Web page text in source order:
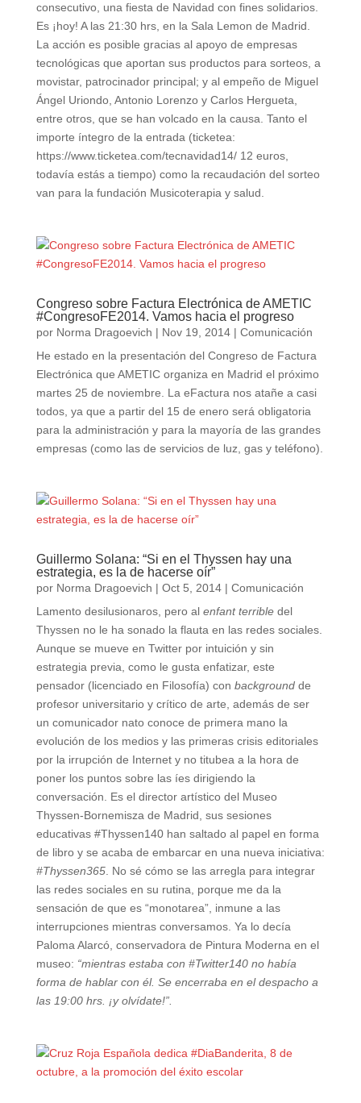
consecutivo, una fiesta de Navidad con fines solidarios.
Es ¡hoy! A las 21:30 hrs, en la Sala Lemon de Madrid.
La acción es posible gracias al apoyo de empresas
tecnológicas que aportan sus productos para sorteos, a
movistar, patrocinador principal; y al empeño de Miguel
Ángel Uriondo, Antonio Lorenzo y Carlos Hergueta,
entre otros, que se han volcado en la causa. Tanto el
importe íntegro de la entrada (ticketea:
https://www.ticketea.com/tecnavidad14/ 12 euros,
todavía estás a tiempo) como la recaudación del sorteo
van para la fundación Musicoterapia y salud.
Congreso sobre Factura Electrónica de AMETIC
#CongresoFE2014. Vamos hacia el progreso
por Norma Dragoevich | Nov 19, 2014| Comunicación
He estado en la presentación del Congreso de Factura
Electrónica que AMETIC organiza en Madrid el próximo
martes 25 de noviembre. La eFactura nos atañe a casi
todos, ya que a partir del 15 de enero será obligatoria
para la administración y para la mayoría de las grandes
empresas (como las de servicios de luz, gas y teléfono).
Guillermo Solana: “Si en el Thyssen hay una
estrategia, es la de hacerse oír”
por Norma Dragoevich | Oct 5, 2014| Comunicación
Lamento desilusionaros, pero al enfant terribledel
Thyssen no le ha sonado la flauta en las redes sociales.
Aunque se mueve en Twitter por intuición y sin
estrategia previa, como le gusta enfatizar, este
pensador (licenciado en Filosofía) con backgroundde
profesor universitario y crítico de arte, además de ser
un comunicador nato conoce de primera mano la
evolución de los medios y las primeras crisis editoriales
por la irrupción de Internet y no titubea a la hora de
poner los puntos sobre las íes dirigiendo la
conversación. Es el director artístico del Museo
Thyssen-Bornemisza de Madrid, sus sesiones
educativas #Thyssen140 han saltado al papel en forma
de libro y se acaba de embarcar en una nueva iniciativa:
#Thyssen365. No sé cómo se las arregla para integrar
las redes sociales en su rutina, porque me da la
sensación de que es “monotarea”, inmune a las
interrupciones mientras conversamos. Ya lo decía
Paloma Alarcó, conservadora de Pintura Moderna en el
museo: “mientras estaba con #Twitter140 no había
forma de hablar con él. Se encerraba en el despacho a
las 19:00 hrs. ¡y olvídate!”.